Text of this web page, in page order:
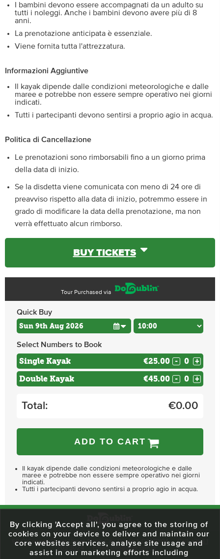
I bambini devono essere accompagnati da un adulto su
tutti i noleggi. Anche i bambini devono avere più di 8
anni.
La prenotazione anticipata è essenziale.
Viene fornita tutta l'attrezzatura.
Informazioni Aggiuntive
Il kayak dipende dalle condizioni meteorologiche e dalle
maree e potrebbe non essere sempre operativo nei giorni
indicati.
Tutti i partecipanti devono sentirsi a proprio agio in acqua.
Politica di Cancellazione
Le prenotazioni sono rimborsabili fino a un giorno prima
della data di inizio.
Se la disdetta viene comunicata con meno di 24 ore di
preavviso rispetto alla data di inizio, potremmo essere in
grado di modificare la data della prenotazione, ma non
verrà effettuato alcun rimborso.
BUY TICKETS
Tour Purchased via
Quick Buy
Select Numbers to Book
Single Kayak €25.00 - +
Double Kayak €45.00 - +
Total: €0.00
ADD TO CART
Il kayak dipende dalle condizioni meteorologiche e dalle
maree e potrebbe non essere sempre operativo nei giorni
indicati.
Tutti i partecipanti devono sentirsi a proprio agio in acqua.
59 O'Connell Street Upper, North City, Dublin 1, D01 RX04 Call:+353 1
703 3024
Email: info@dodublin.ie
By clicking 'Accept all', you agree to the storing of
cookies on your device to deliver and maintain our
core websites services, analyse site usage and
assist in our marketing efforts including